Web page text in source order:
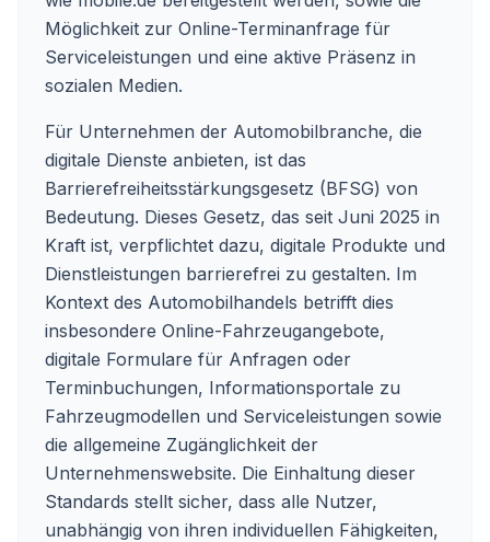
Möglichkeit zur Online-Terminanfrage für
Serviceleistungen und eine aktive Präsenz in
sozialen Medien.
Für Unternehmen der Automobilbranche, die
digitale Dienste anbieten, ist das
Barrierefreiheitsstärkungsgesetz (BFSG) von
Bedeutung. Dieses Gesetz, das seit Juni 2025 in
Kraft ist, verpflichtet dazu, digitale Produkte und
Dienstleistungen barrierefrei zu gestalten. Im
Kontext des Automobilhandels betrifft dies
insbesondere Online-Fahrzeugangebote,
digitale Formulare für Anfragen oder
Terminbuchungen, Informationsportale zu
Fahrzeugmodellen und Serviceleistungen sowie
die allgemeine Zugänglichkeit der
Unternehmenswebsite. Die Einhaltung dieser
Standards stellt sicher, dass alle Nutzer,
unabhängig von ihren individuellen Fähigkeiten,